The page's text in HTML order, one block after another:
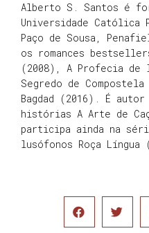
Alberto S. Santos é
Universidade Católica
Paço de Sousa,
os romances
(2008), A Profecia de
Segredo de
Bagdad (2016). É
histórias A Arte de
participa ainda na
lusófonos Roça Língua